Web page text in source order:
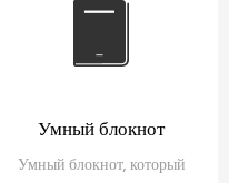
Умный блокнот
Умный блокнот, который